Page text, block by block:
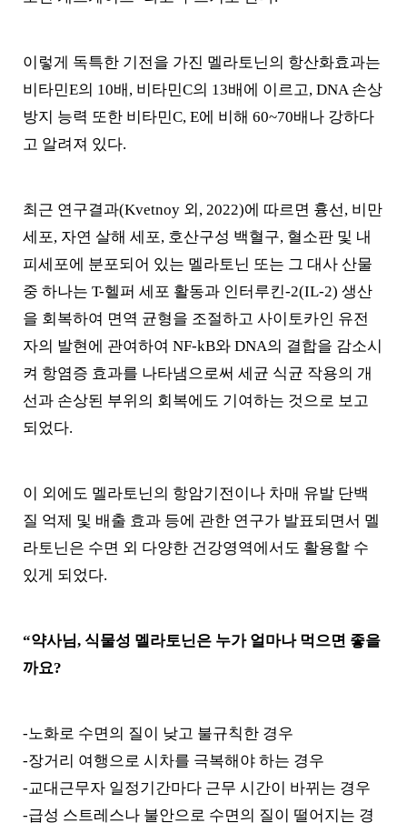
이렇게 독특한 기전을 가진 멜라토닌의 항산화효과는
비타민E의 10배, 비타민C의 13배에 이르고, DNA 손상
방지 능력 또한 비타민C, E에 비해 60~70배나 강하다
고 알려져 있다.
최근 연구결과(Kvetnoy 외, 2022)에 따르면 흉선, 비만
세포, 자연 살해 세포, 호산구성 백혈구, 혈소판 및 내
피세포에 분포되어 있는 멜라토닌 또는 그 대사 산물
중 하나는 T-헬퍼 세포 활동과 인터루킨-2(IL-2) 생산
을 회복하여 면역 균형을 조절하고 사이토카인 유전
자의 발현에 관여하여 NF-kB와 DNA의 결합을 감소시
켜 항염증 효과를 나타냄으로써 세균 식균 작용의 개
선과 손상된 부위의 회복에도 기여하는 것으로 보고
되었다.
이 외에도 멜라토닌의 항암기전이나 차매 유발 단백
질 억제 및 배출 효과 등에 관한 연구가 발표되면서 멜
라토닌은 수면 외 다양한 건강영역에서도 활용할 수
있게 되었다.
“약사님, 식물성 멜라토닌은 누가 얼마나 먹으면 좋을
까요?
-노화로 수면의 질이 낮고 불규칙한 경우
-장거리 여행으로 시차를 극복해야 하는 경우
-교대근무자 일정기간마다 근무 시간이 바뀌는 경우
-급성 스트레스나 불안으로 수면의 질이 떨어지는 경